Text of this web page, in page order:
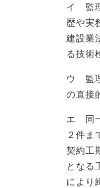
イ 監
歴や実
建設業
る技術
ウ 監
の直接
エ 同
２件ま
契約工
となる
により